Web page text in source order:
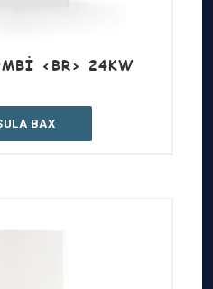
<BR> 24KW
BAX